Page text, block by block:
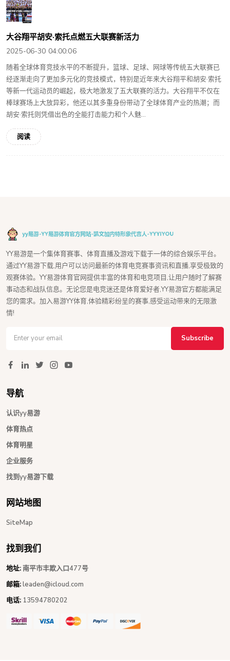
大谷翔平胡安·索托点燃五大联赛新活力
2025-06-30 04:00:06
随着全球体育竞技水平的不断提升，篮球、足球、网球等传统五大联赛已
经逐渐走向了更加多元化的竞技模式，特别是近年来大谷翔平和胡安·索托
等新一代运动员的崛起，极大地激发了五大联赛的活力。大谷翔平不仅在
棒球赛场上大放异彩，他还以其多重身份带动了全球体育产业的热潮；而
胡安·索托则凭借出色的全能打击能力和个人魅...
阅读
YY易游是一个集体育赛事、体育直播及游戏下载于一体的综合娱乐平台。
通过YY易游下载,用户可以访问最新的体育电竞赛事资讯和直播,享受极致的
观赛体验。YY易游体育官网提供丰富的体育和电竞项目,让用户随时了解赛
事动态和战队信息。无论您是电竞迷还是体育爱好者,YY易游官方都能满足
您的需求。加入易游YY体育,体验精彩纷呈的赛事,感受运动带来的无限激
情!
Subscribe
导航
认识yy易游
体育热点
体育明星
企业服务
找到yy易游下载
网站地图
SiteMap
找到我们
地址:南平市丰欺入口477号
邮箱:leaden@icloud.com
电话: 13594780202